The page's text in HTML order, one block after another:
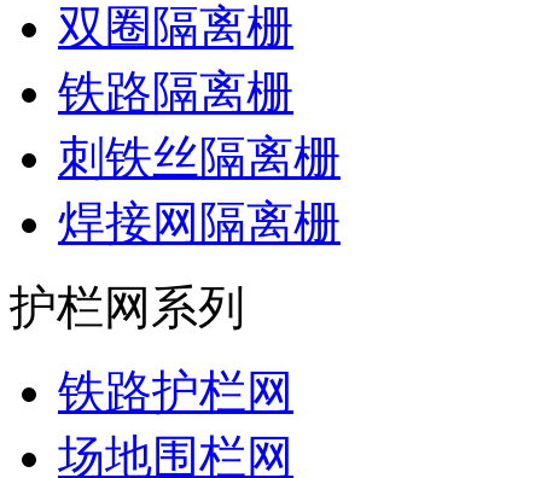
双圈隔离栅
铁路隔离栅
刺铁丝隔离栅
焊接网隔离栅
护栏网系列
铁路护栏网
场地围栏网